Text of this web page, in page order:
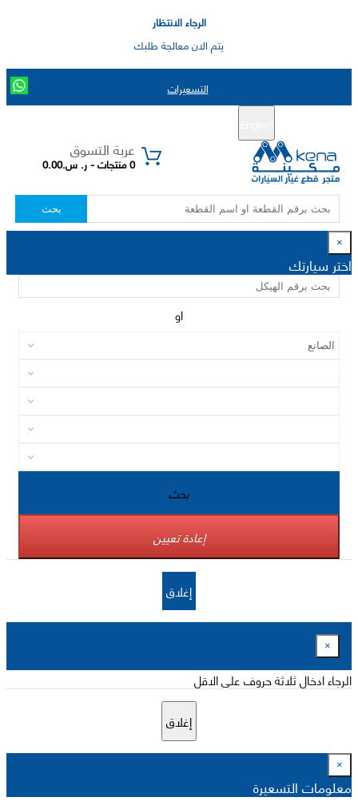
الرجاء الانتظار
يتم الان معالجة طلبك
التسعيرات
عربة التسوق
0 منتجات - ر. س.0.00
بحث
×
اختر سيارتك
او
بحث
إعادة تعيين
إغلاق
×
الرجاء ادخال ثلاثة حروف على الاقل
إغلاق
×
معلومات التسعيرة